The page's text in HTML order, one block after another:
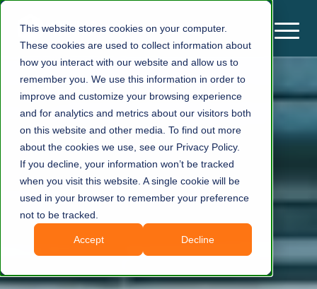
This website stores cookies on your computer.
These cookies are used to collect information about
how you interact with our website and allow us to
remember you. We use this information in order to
improve and customize your browsing experience
and for analytics and metrics about our visitors both
on this website and other media. To find out more
about the cookies we use, see our Privacy Policy.
If you decline, your information won’t be tracked
when you visit this website. A single cookie will be
used in your browser to remember your preference
not to be tracked.
Accept Decline